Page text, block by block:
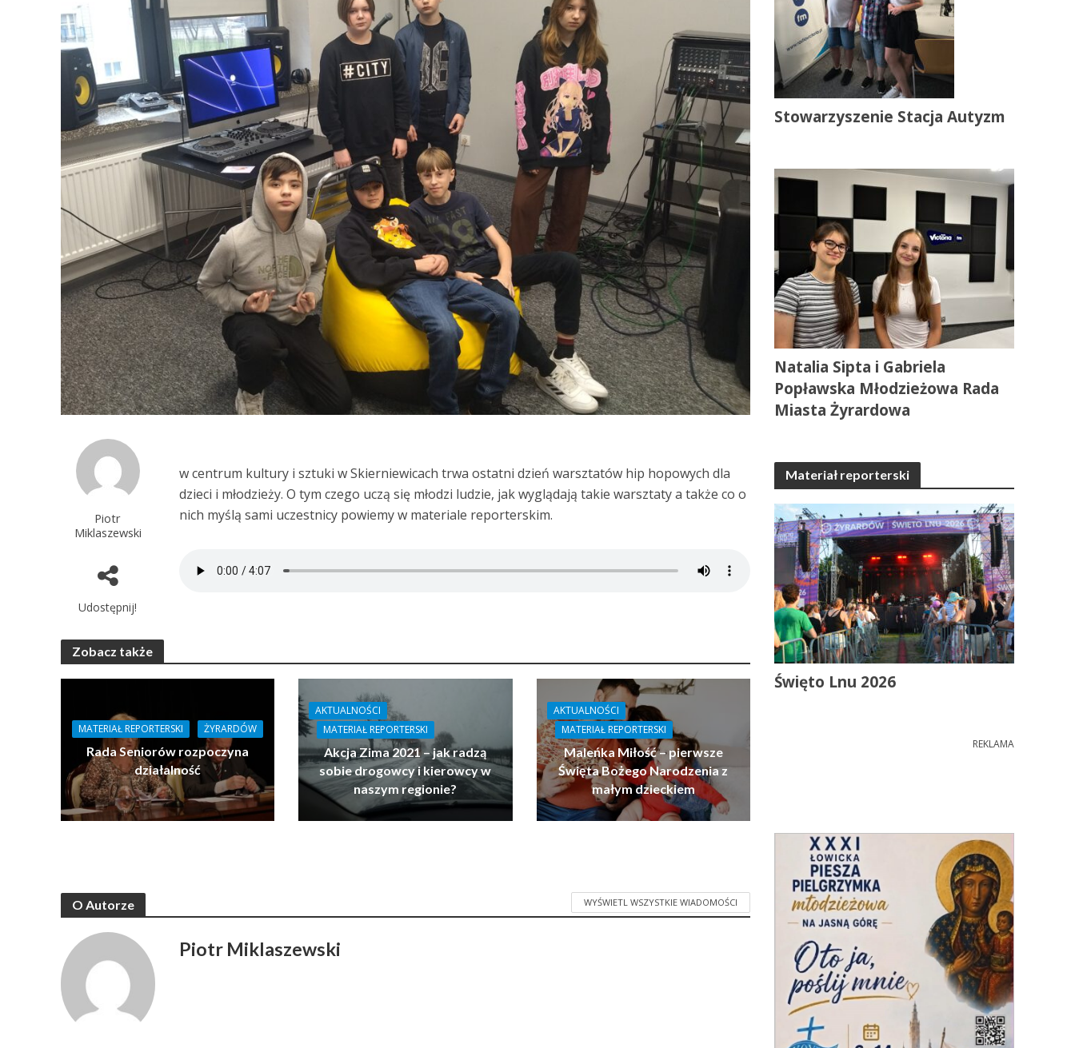
Piotr
Miklaszewski
Udostępnij!
w centrum kultury i sztuki w Skierniewicach trwa ostatni dzień warsztatów hip hopowych dla
dzieci i młodzieży. O tym czego uczą się młodzi ludzie, jak wyglądają takie warsztaty a także co o
nich myślą sami uczestnicy powiemy w materiale reporterskim.
Zobacz także
MATERIAŁ REPORTERSKI ŻYRARDÓW
Rada Seniorów rozpoczyna
działalność
AKTUALNOŚCI
MATERIAŁ REPORTERSKI
Akcja Zima 2021 – jak radzą
sobie drogowcy i kierowcy w
naszym regionie?
AKTUALNOŚCI
MATERIAŁ REPORTERSKI
Maleńka Miłość – pierwsze
Święta Bożego Narodzenia z
małym dzieckiem
O Autorze WYŚWIETL WSZYSTKIE WIADOMOŚCI
Piotr Miklaszewski
Stowarzyszenie Stacja Autyzm
Natalia Sipta i Gabriela
Popławska Młodzieżowa Rada
Miasta Żyrardowa
Materiał reporterski
Święto Lnu 2026
REKLAMA